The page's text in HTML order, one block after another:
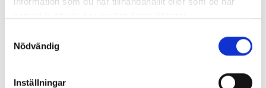
Nödvändig
Inställningar
Distributionselektriker - Nationell Yrkesutbildning...